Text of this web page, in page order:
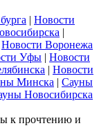
| Новости
|
Новости Воронежа
Уфы | Новости
| Новости
Минска | Сауны
Новосибирска
к прочтению и